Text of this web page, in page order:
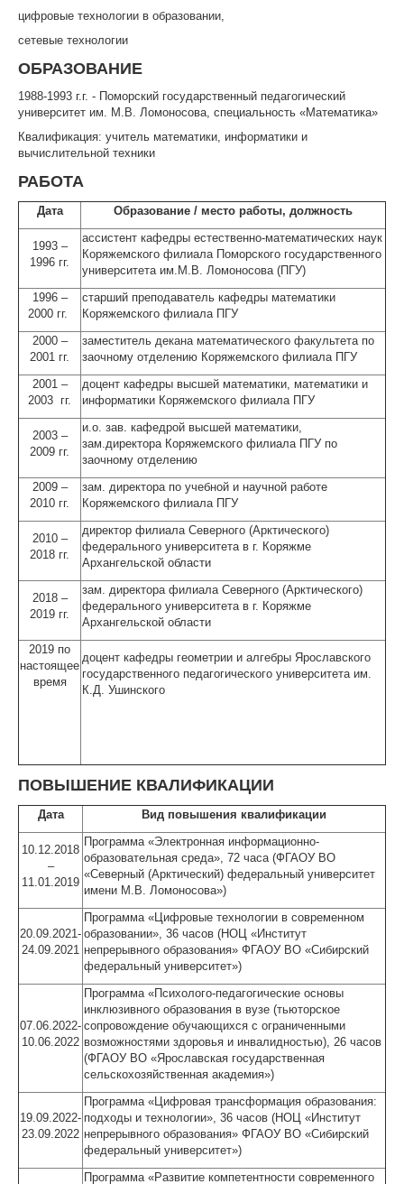
цифровые технологии в образовании,
сетевые технологии
ОБРАЗОВАНИЕ
1988-1993 г.г. - Поморский государственный педагогический
университет им. М.В. Ломоносова, специальность «Математика»
Квалификация: учитель математики, информатики и
вычислительной техники
РАБОТА
Дата Образование / место работы, должность
1993 –
1996 гг.
ассистент кафедры естественно-математических наук
Коряжемского филиала Поморского государственного
университета им.М.В. Ломоносова (ПГУ)
1996 –
2000 гг.
старший преподаватель кафедры математики
Коряжемского филиала ПГУ
2000 –
2001 гг.
заместитель декана математического факультета по
заочному отделению Коряжемского филиала ПГУ
2001 –
2003 гг.
доцент кафедры высшей математики, математики и
информатики Коряжемского филиала ПГУ
2003 –
2009 гг.
и.о. зав. кафедрой высшей математики,
зам.директора Коряжемского филиала ПГУ по
заочному отделению
2009 –
2010 гг.
зам. директора по учебной и научной работе
Коряжемского филиала ПГУ
2010 –
2018 гг.
директор филиала Северного (Арктического)
федерального университета в г. Коряжме
Архангельской области
2018 –
2019 гг.
зам. директора филиала Северного (Арктического)
федерального университета в г. Коряжме
Архангельской области
2019 по
настоящее
время
доцент кафедры геометрии и алгебры Ярославского
государственного педагогического университета им.
К.Д. Ушинского
ПОВЫШЕНИЕ КВАЛИФИКАЦИИ
Дата Вид повышения квалификации
10.12.2018
–
11.01.2019
Программа «Электронная информационно-
образовательная среда», 72 часа (ФГАОУ ВО
«Северный (Арктический) федеральный университет
имени М.В. Ломоносова»)
20.09.2021-
24.09.2021
Программа «Цифровые технологии в современном
образовании», 36 часов (НОЦ «Институт
непрерывного образования» ФГАОУ ВО «Сибирский
федеральный университет»)
07.06.2022-
10.06.2022
Программа «Психолого-педагогические основы
инклюзивного образования в вузе (тьюторское
сопровождение обучающихся с ограниченными
возможностями здоровья и инвалидностью), 26 часов
(ФГАОУ ВО «Ярославская государственная
сельскохозяйственная академия»)
19.09.2022-
23.09.2022
Программа «Цифровая трансформация образования:
подходы и технологии», 36 часов (НОЦ «Институт
непрерывного образования» ФГАОУ ВО «Сибирский
федеральный университет»)
Программа «Развитие компетентности современного